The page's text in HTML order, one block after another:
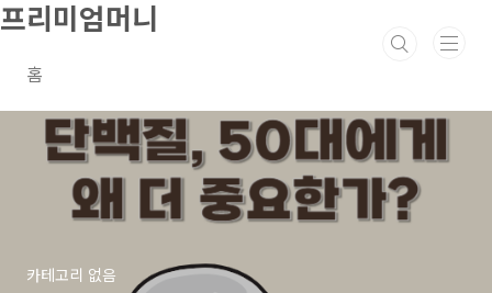
본문 바로가기
프리미엄머니
홈
카테고리 없음